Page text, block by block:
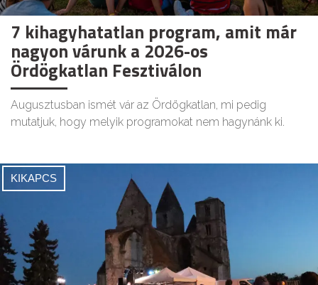
7 kihagyhatatlan program, amit már
nagyon várunk a 2026-os
Ördögkatlan Fesztiválon
Augusztusban ismét vár az Ördögkatlan, mi pedig
mutatjuk, hogy melyik programokat nem hagynánk ki.
KIKAPCS